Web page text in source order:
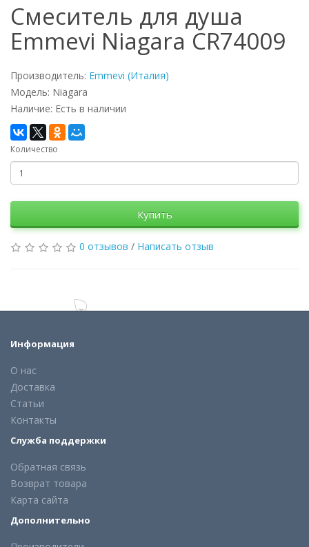
Смеситель для душа
Emmevi Niagara CR74009
Производитель: Emmevi (Италия)
Модель: Niagara
Наличие: Есть в наличии
Количество
Купить
0 отзывов / Написать отзыв
Информация
О нас
Доставка
Статьи
Контакты
Служба поддержки
Обратная связь
Возврат товара
Карта сайта
Дополнительно